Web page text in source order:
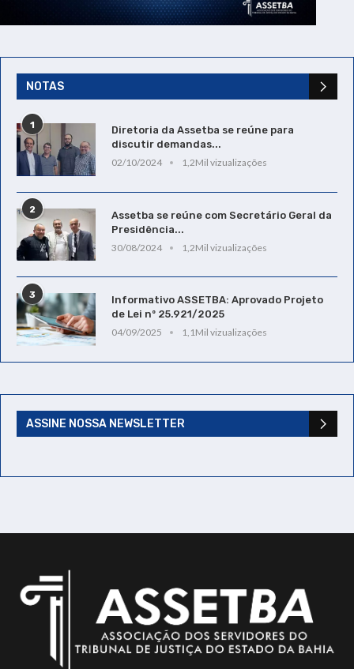
NOTAS
1
Diretoria da Assetba se reúne para
discutir demandas...
02/10/2024
1,2Mil vizualizações
2
Assetba se reúne com Secretário Geral da
Presidência...
30/08/2024
1,2Mil vizualizações
3
Informativo ASSETBA: Aprovado Projeto
de Lei nº 25.921/2025
04/09/2025
1,1Mil vizualizações
ASSINE NOSSA NEWSLETTER